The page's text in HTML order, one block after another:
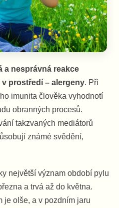
a nesprávná reakce
prostředí – alergeny. Při
imunita člověka vyhodnotí
obranných procesů.
takzvaných mediátorů
známé svědění,
největší význam období pylu
a trvá až do května.
je olše, a v pozdním jaru